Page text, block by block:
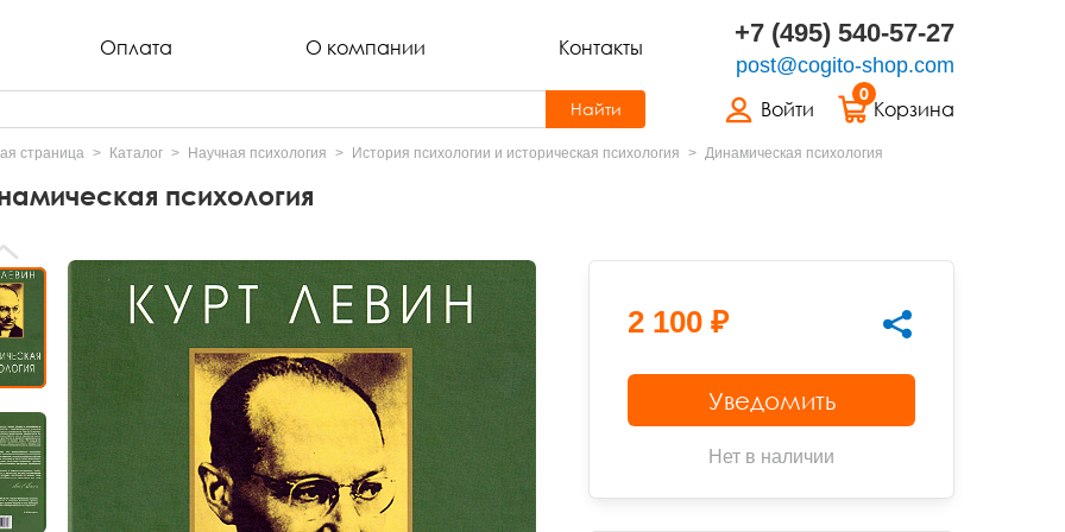
Оплата О компании Контакты +7 (495) 540-57-27
post@cogito-shop.com
Войти
0
Корзина
Найти
страница Каталог Научная психология История психологии и историческая психология Динамическая психология
психология
2 100 ₽
Уведомить
Нет в наличии